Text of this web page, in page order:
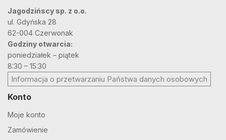
Jagodzińscy sp. z o.o.
ul. Gdyńska 28
62-004 Czerwonak
Godziny otwarcia:
poniedziałek – piątek
8:30 – 15:30
Informacja o przetwarzaniu Państwa danych osobowych
Konto
Moje konto
Zamówienie